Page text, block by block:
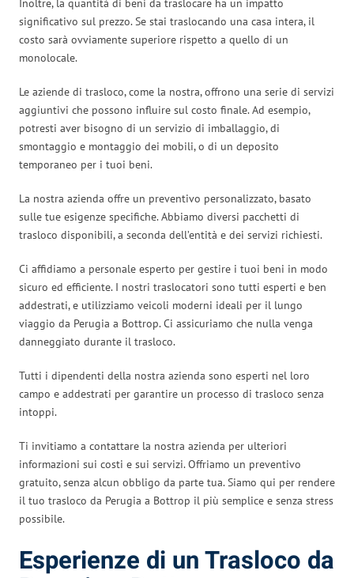
Inoltre, la quantità di beni da traslocare ha un impatto
significativo sul prezzo. Se stai traslocando una casa intera, il
costo sarà ovviamente superiore rispetto a quello di un
monolocale.
Le aziende di trasloco, come la nostra, offrono una serie di servizi
aggiuntivi che possono influire sul costo finale. Ad esempio,
potresti aver bisogno di un servizio di imballaggio, di
smontaggio e montaggio dei mobili, o di un deposito
temporaneo per i tuoi beni.
La nostra azienda offre un preventivo personalizzato, basato
sulle tue esigenze specifiche. Abbiamo diversi pacchetti di
trasloco disponibili, a seconda dell’entità e dei servizi richiesti.
Ci affidiamo a personale esperto per gestire i tuoi beni in modo
sicuro ed efficiente. I nostri traslocatori sono tutti esperti e ben
addestrati, e utilizziamo veicoli moderni ideali per il lungo
viaggio da Perugia a Bottrop. Ci assicuriamo che nulla venga
danneggiato durante il trasloco.
Tutti i dipendenti della nostra azienda sono esperti nel loro
campo e addestrati per garantire un processo di trasloco senza
intoppi.
Ti invitiamo a contattare la nostra azienda per ulteriori
informazioni sui costi e sui servizi. Offriamo un preventivo
gratuito, senza alcun obbligo da parte tua. Siamo qui per rendere
il tuo trasloco da Perugia a Bottrop il più semplice e senza stress
possibile.
Esperienze di un Trasloco da